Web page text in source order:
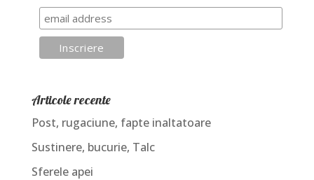
Articole recente
Post, rugaciune, fapte inaltatoare
Sustinere, bucurie, Talc
Sferele apei